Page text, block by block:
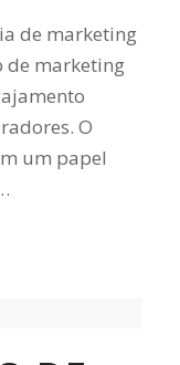
de marketing
de marketing
O
um papel